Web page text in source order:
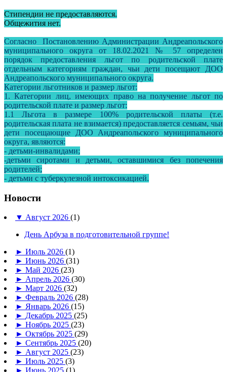
Стипендии не предоставляются.
Общежития нет.
Согласно Постановлению Администрации Андреапольского
муниципального округа от 18.02.2021 № 57 определен
порядок предоставления льгот по родительской плате
отдельным категориям граждан, чьи дети посещают ДОО
Андреапольского муниципального округа.
Категории льготников и размер льгот:
1. Категории лиц, имеющих право на получение льгот по
родительской плате и размер льгот:
1.1 Льгота в размере 100% родительской платы (т.е.
родительская плата не взимается) предоставляется семьям, чьи
дети посещающие ДОО Андреапольского муниципального
округа, являются:
- детьми-инвалидами;
-детьми сиротами и детьми, оставшимися без попечения
родителей;
- детьми с туберкулезной интоксикацией.
Новости
▼ Август 2026 (1)
День Арбуза в подготовительной группе!
► Июль 2026 (1)
► Июнь 2026 (31)
► Май 2026 (23)
► Апрель 2026 (30)
► Март 2026 (32)
► Февраль 2026 (28)
► Январь 2026 (15)
► Декабрь 2025 (25)
► Ноябрь 2025 (23)
► Октябрь 2025 (29)
► Сентябрь 2025 (20)
► Август 2025 (23)
► Июль 2025 (3)